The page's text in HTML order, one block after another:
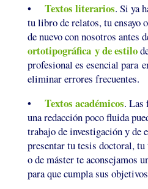
• Textos literarios. Si ya
tu libro de relatos, tu ensayo
de nuevo con nosotros antes
ortotipográfica y de estilo
profesional es esencial para
eliminar errores frecuentes.
• Textos académicos. Las
una redacción poco fluida
trabajo de investigación y de
presentar tu tesis doctoral,
o de máster te aconsejamos
para que cumpla sus